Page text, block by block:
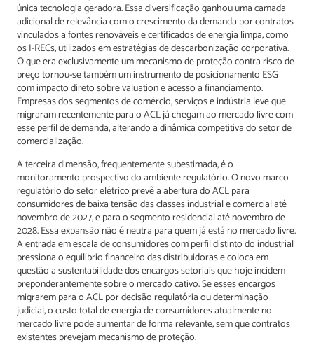
única tecnologia geradora. Essa diversificação ganhou uma camada
adicional de relevância com o crescimento da demanda por contratos
vinculados a fontes renováveis e certificados de energia limpa, como
os I-RECs, utilizados em estratégias de descarbonização corporativa.
O que era exclusivamente um mecanismo de proteção contra risco de
preço tornou-se também um instrumento de posicionamento ESG
com impacto direto sobre valuation e acesso a financiamento.
Empresas dos segmentos de comércio, serviços e indústria leve que
migraram recentemente para o ACL já chegam ao mercado livre com
esse perfil de demanda, alterando a dinâmica competitiva do setor de
comercialização.
A terceira dimensão, frequentemente subestimada, é o
monitoramento prospectivo do ambiente regulatório. O novo marco
regulatório do setor elétrico prevê a abertura do ACL para
consumidores de baixa tensão das classes industrial e comercial até
novembro de 2027, e para o segmento residencial até novembro de
2028. Essa expansão não é neutra para quem já está no mercado livre.
A entrada em escala de consumidores com perfil distinto do industrial
pressiona o equilíbrio financeiro das distribuidoras e coloca em
questão a sustentabilidade dos encargos setoriais que hoje incidem
preponderantemente sobre o mercado cativo. Se esses encargos
migrarem para o ACL por decisão regulatória ou determinação
judicial, o custo total de energia de consumidores atualmente no
mercado livre pode aumentar de forma relevante, sem que contratos
existentes prevejam mecanismo de proteção.